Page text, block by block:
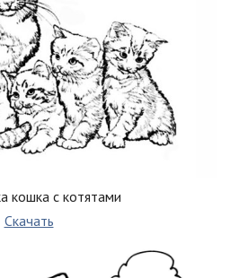
кошка с котятами
Скачать